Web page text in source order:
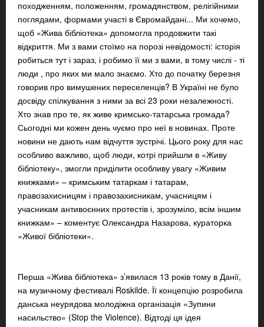
походженням, положенням, громадянством, релігійними
поглядами, формами участі в Євромайдані... Ми хочемо,
щоб «Жива бібліотека» допомогла продовжити такі
відкриття. Ми з вами стоїмо на порозі невідомості: історія
робиться тут і зараз, і робимо її ми з вами, в тому числі - ті
люди , про яких ми мало знаємо. Хто до початку березня
говорив про вимушених переселенців? В Україні не було
досвіду спілкування з ними за всі 23 роки незалежності.
Хто знав про те, як живе кримсько-татарська громада?
Сьогодні ми кожен день чуємо про неї в новинах. Проте
новини не дають нам відчуття зустрічі. Цього року для нас
особливо важливо, щоб люди, котрі прийшли в «Живу
бібліотеку», змогли приділити особливу увагу «Живим
книжками» – кримським татаркам і татарам,
правозахисницям і правозахисникам, учасницям і
учасникам антивоєнних протестів і, зрозуміло, всім іншим
книжкам» – коментує Олександра Назарова, кураторка
«Живої бібліотеки».
Перша «Жива бібліотека» з’явилася 13 років тому в Данії,
на музичному фестивалі Roskilde. Її концепцію розробила
данська неурядова молодіжна організація «Зупини
насильство» (Stop the Violence). Відтоді ця ідея